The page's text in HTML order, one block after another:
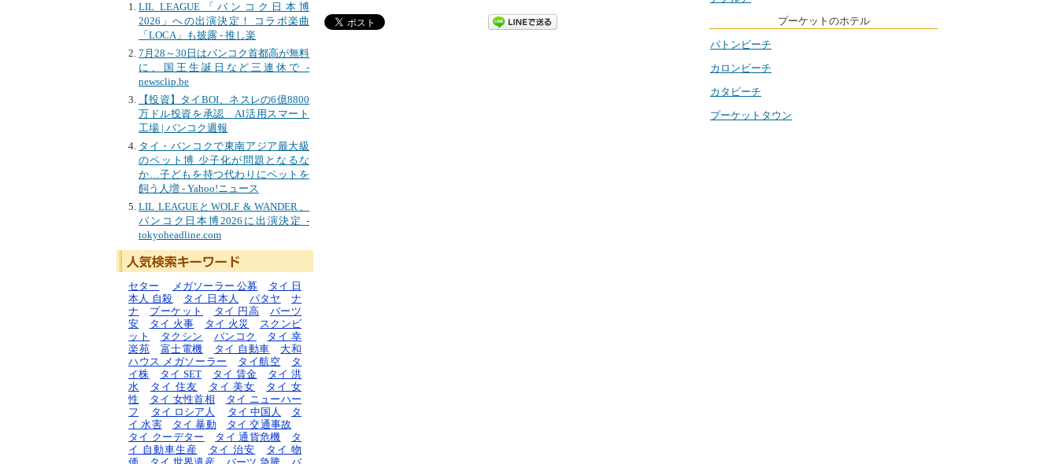
LIL LEAGUE「バンコク日本博
2026」への出演決定！ コラボ楽曲
「LOCA」も披露 - 推し楽
7月28～30日はバンコク首都高が無料
に、国王生誕日など三連休で -
newsclip.be
【投資】タイBOI、ネスレの6億8800
万ドル投資を承認 AI活用スマート
工場 | バンコク週報
タイ・バンコクで東南アジア最大級
のペット博 少子化が問題となるな
か…子どもを持つ代わりにペットを
飼う人増 - Yahoo!ニュース
LIL LEAGUEとWOLF & WANDER、
バンコク日本博2026に出演決定 -
tokyoheadline.com
セター メガソーラー 公募
タイ 日
本人 自殺
タイ 日本人 パタヤ
ナ
ナ
プーケット タイ 円高
バーツ
安
タイ 火事 タイ 火災
スクンビ
ット
タクシン バンコク
タイ 幸
楽苑
富士電機 タイ 自動車
大和
ハウス メガソーラー
タイ航空
タ
イ株
タイ SET タイ 賃金
タイ 洪
水
タイ 住友 タイ 美女
タイ 女
性
タイ 女性首相
タイ ニューハー
フ
タイ ロシア人 タイ 中国人
タ
イ 水害
タイ 暴動
タイ 交通事故
タイ クーデター
タイ 通貨危機
タ
イ 自動車生産
タイ 治安
タイ 物